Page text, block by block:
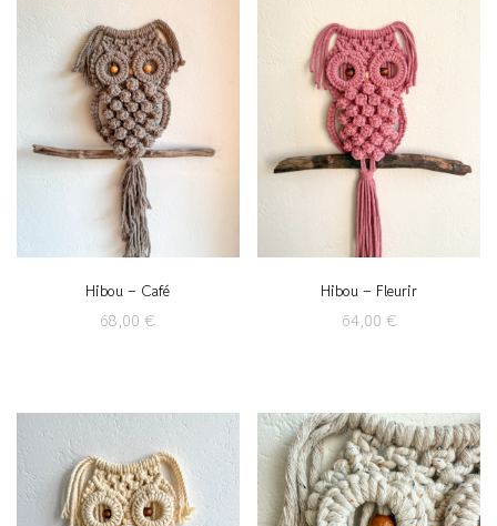
Hibou – Café
68,00€
Hibou – Fleurir
64,00 €